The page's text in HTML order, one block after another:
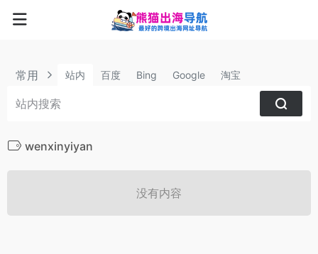
常用 站内 百度 Bing Google 淘宝
wenxinyiyan
没有内容